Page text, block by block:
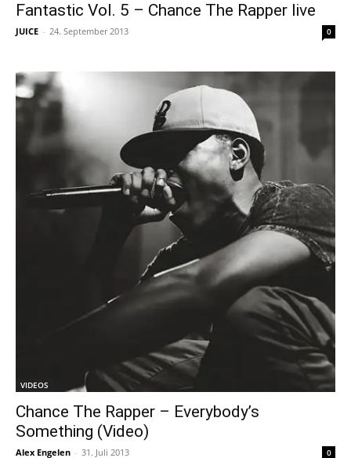
Fantastic Vol. 5 – Chance The Rapper live
JUICE - 24. September 2013 0
VIDEOS
Chance The Rapper – Everybody’s
Something (Video)
Alex Engelen - 31. Juli 2013 0